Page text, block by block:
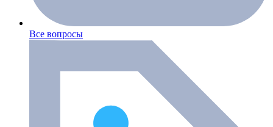
Все вопросы